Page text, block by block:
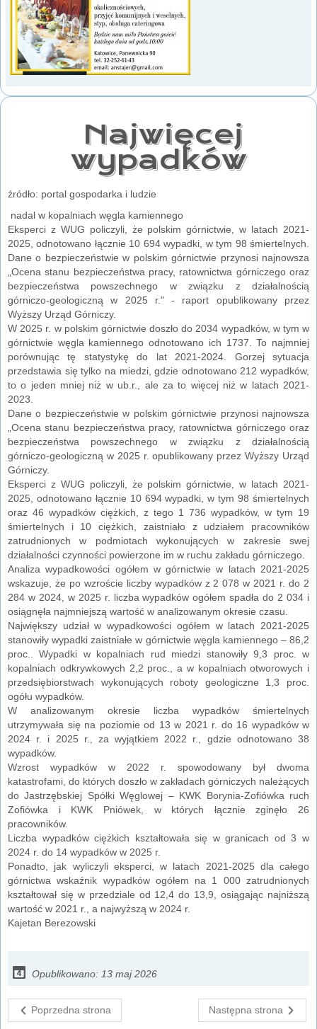
Najwięcej
wypadków
źródło: portal gospodarka i ludzie
nadal w kopalniach węgla kamiennego
Eksperci z WUG policzyli, że polskim górnictwie, w latach 2021-
2025, odnotowano łącznie 10 694 wypadki, w tym 98 śmiertelnych.
Dane o bezpieczeństwie w polskim górnictwie przynosi najnowsza
„Ocena stanu bezpieczeństwa pracy, ratownictwa górniczego oraz
bezpieczeństwa powszechnego w związku z działalnością
górniczo-geologiczną w 2025 r." - raport opublikowany przez
Wyższy Urząd Górniczy.
W 2025 r. w polskim górnictwie doszło do 2034 wypadków, w tym w
górnictwie węgla kamiennego odnotowano ich 1737. To najmniej
porównując tę statystykę do lat 2021-2024. Gorzej sytuacja
przedstawia się tylko na miedzi, gdzie odnotowano 212 wypadków,
to o jeden mniej niż w ub.r., ale za to więcej niż w latach 2021-
2023.
Dane o bezpieczeństwie w polskim górnictwie przynosi najnowsza
„Ocena stanu bezpieczeństwa pracy, ratownictwa górniczego oraz
bezpieczeństwa powszechnego w związku z działalnością
górniczo-geologiczną w 2025 r. opublikowany przez Wyższy Urząd
Górniczy.
Eksperci z WUG policzyli, że polskim górnictwie, w latach 2021-
2025, odnotowano łącznie 10 694 wypadki, w tym 98 śmiertelnych
oraz 46 wypadków ciężkich, z tego 1 736 wypadków, w tym 19
śmiertelnych i 10 ciężkich, zaistniało z udziałem pracowników
zatrudnionych w podmiotach wykonujących w zakresie swej
działalności czynności powierzone im w ruchu zakładu górniczego.
Analiza wypadkowości ogółem w górnictwie w latach 2021-2025
wskazuje, że po wzroście liczby wypadków z 2 078 w 2021 r. do 2
284 w 2024, w 2025 r. liczba wypadków ogółem spadła do 2 034 i
osiągnęła najmniejszą wartość w analizowanym okresie czasu.
Największy udział w wypadkowości ogółem w latach 2021-2025
stanowiły wypadki zaistniałe w górnictwie węgla kamiennego – 86,2
proc.. Wypadki w kopalniach rud miedzi stanowiły 9,3 proc. w
kopalniach odkrywkowych 2,2 proc., a w kopalniach otworowych i
przedsiębiorstwach wykonujących roboty geologiczne 1,3 proc.
ogółu wypadków.
W analizowanym okresie liczba wypadków śmiertelnych
utrzymywała się na poziomie od 13 w 2021 r. do 16 wypadków w
2024 r. i 2025 r., za wyjątkiem 2022 r., gdzie odnotowano 38
wypadków.
Wzrost wypadków w 2022 r. spowodowany był dwoma
katastrofami, do których doszło w zakładach górniczych należących
do Jastrzębskiej Spółki Węglowej – KWK Borynia-Zofiówka ruch
Zofiówka i KWK Pniówek, w których łącznie zginęło 26
pracowników.
Liczba wypadków ciężkich kształtowała się w granicach od 3 w
2024 r. do 14 wypadków w 2025 r.
Ponadto, jak wyliczyli eksperci, w latach 2021-2025 dla całego
górnictwa wskaźnik wypadków ogółem na 1 000 zatrudnionych
kształtował się w przedziale od 12,4 do 13,9, osiągając najniższą
wartość w 2021 r., a najwyższą w 2024 r.
Kajetan Berezowski
Opublikowano: 13 maj 2026
Poprzedna strona Następna strona